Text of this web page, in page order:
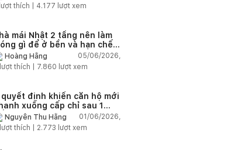
lượt thích | 4.177 lượt xem
mái Nhật 2 tầng nên làm
gì để ở bền và hạn chế
lún?
Hoàng Hằng
05/06/2026,
thích | 7.860 lượt xem
định khiến căn hộ mới
xuống cấp chỉ sau 1
2 năm
Nguyễn Thu Hằng
01/06/2026,
thích | 2.773 lượt xem